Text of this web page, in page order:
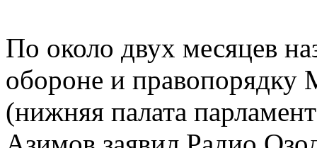
По около двух месяцев
обороне и
(нижняя палата